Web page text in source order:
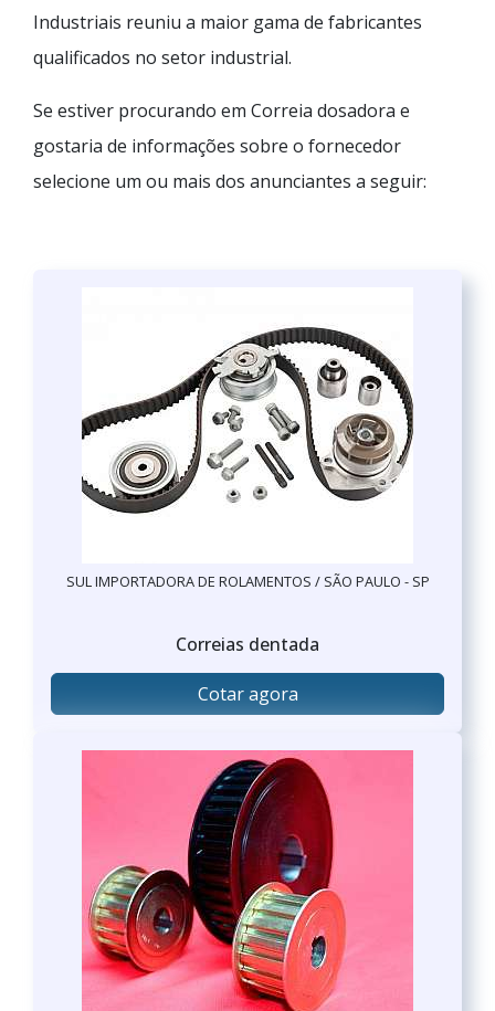
Industriais reuniu a maior gama de fabricantes
qualificados no setor industrial.
Se estiver procurando em Correia dosadora e
gostaria de informações sobre o fornecedor
selecione um ou mais dos anunciantes a seguir:
SUL IMPORTADORA DE ROLAMENTOS / SÃO PAULO - SP
Correias dentada
Cotar agora